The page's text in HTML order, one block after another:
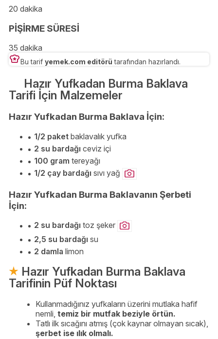
20 dakika
PİŞİRME SÜRESİ
35 dakika
Bu tarif yemek.com editörü tarafından hazırlandı.
Hazır Yufkadan Burma Baklava
Tarifi İçin Malzemeler
Hazır Yufkadan Burma Baklava İçin:
1/2 paket baklavalık yufka
2 su bardağı ceviz içi
100 gram tereyağı
1/2 çay bardağı sıvı yağ
Hazır Yufkadan Burma Baklavanın Şerbeti
İçin:
2 su bardağı toz şeker
2,5 su bardağı su
2 damla limon
Hazır Yufkadan Burma Baklava
Tarifinin Püf Noktası
Kullanmadığınız yufkaların üzerini mutlaka hafif
nemli, temiz bir mutfak beziyle örtün.
Tatlı ilk sıcağını atmış (çok kaynar olmayan sıcak),
şerbet ise ılık olmalı.